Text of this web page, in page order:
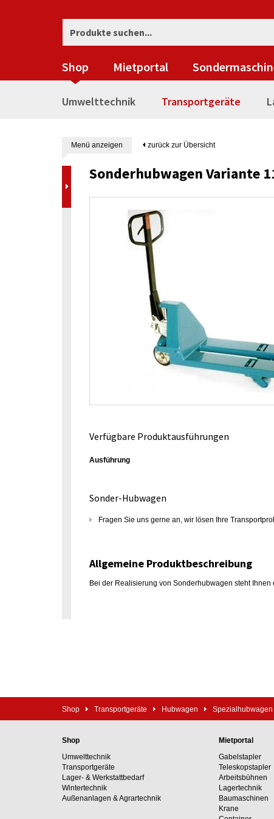
Shop Mietportal
Umwelttechnik Transportgeräte
Menü anzeigen zurück zur Übersicht
Sonderhubwagen Variante
Verfügbare Produktausführungen
Ausführung
Sonder-Hubwagen
Fragen Sie uns gerne an, wir lösen Ihre
Allgemeine Produktbeschreibung
Bei der Realisierung von Sonderhubwagen steht
Shop Transportgeräte Hubwagen Spezialhubwagen
Shop
Umwelttechnik
Transportgeräte
Lager- & Werkstattbedarf
Wintertechnik
Außenanlagen & Agrartechnik
Mietportal
Gabelstapler
Teleskopstapler
Arbeitsbühnen
Lagertechnik
Baumaschinen
Krane